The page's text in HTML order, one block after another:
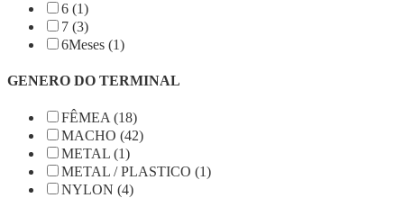
6 (1)
7 (3)
6Meses (1)
GENERO DO TERMINAL
FÊMEA (18)
MACHO (42)
METAL (1)
METAL / PLASTICO (1)
NYLON (4)